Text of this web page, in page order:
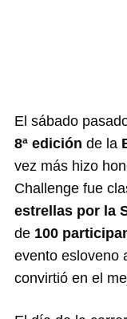
El sábado
8ª edición de la
vez más hizo
Challenge fue
estrellas por la
de 100
evento esloveno
convirtió en el